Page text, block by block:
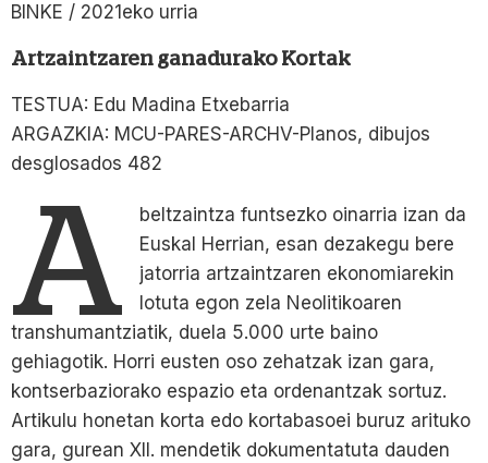
BINKE / 2021eko urria
Artzaintzaren ganadurako Kortak
TESTUA: Edu Madina Etxebarria
ARGAZKIA: MCU-PARES-ARCHV-Planos, dibujos
desglosados 482
A
beltzaintza funtsezko oinarria izan da
Euskal Herrian, esan dezakegu bere
jatorria artzaintzaren ekonomiarekin
lotuta egon zela Neolitikoaren
transhumantziatik, duela 5.000 urte baino
gehiagotik. Horri eusten oso zehatzak izan gara,
kontserbaziorako espazio eta ordenantzak sortuz.
Artikulu honetan korta edo kortabasoei buruz arituko
gara, gurean XII. mendetik dokumentatuta dauden